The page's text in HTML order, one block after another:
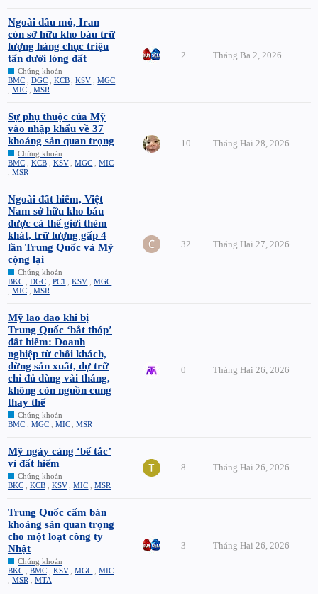
Ngoài dầu mỏ, Iran
còn sở hữu kho báu trữ
lượng hàng chục triệu
tấn dưới lòng đất
Chứng khoán
BMC
DGC KCB ,KSV ,MGC
MIC MSR
2 Tháng Ba 2, 2026
Sự phụ thuộc của Mỹ
vào nhập khẩu về 37
khoáng sản quan trọng
Chứng khoán
BMC
KCB KSV ,MGC ,MIC
MSR
10 Tháng Hai 28, 2026
Ngoài đất hiếm, Việt
Nam sở hữu kho báu
được cả thế giới thèm
khát, trữ lượng gấp 4
lần Trung Quốc và Mỹ
cộng lại
Chứng khoán
BKC
DGC PC1 ,KSV ,MGC
MIC MSR
32 Tháng Hai 27, 2026
Mỹ lao đao khi bị
Trung Quốc ‘bắt thóp’
đất hiếm: Doanh
nghiệp từ chối khách,
dừng sản xuất, dự trữ
chỉ đủ dùng vài tháng,
không còn nguồn cung
thay thế
Chứng khoán
BMC
MGC MIC ,MSR
0 Tháng Hai 26, 2026
Mỹ ngày càng ‘bế tắc’
vì đất hiếm
Chứng khoán
BKC
KCB KSV ,MIC ,MSR
8 Tháng Hai 26, 2026
Trung Quốc cấm bán
khoáng sản quan trọng
cho một loạt công ty
Nhật
Chứng khoán
BKC
BMC KSV ,MGC ,MIC
MSR MTA
3 Tháng Hai 26, 2026